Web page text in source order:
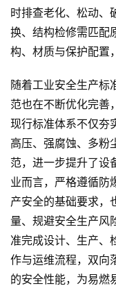
时排查老化、松动、
换、结构检修需匹配
构、材质与保护配置
随着工业安全生产标
范也在不断优化完善
现行标准体系不仅夯
高压、强腐蚀、多粉
范，进一步提升了设
业而言，严格遵循防
产安全的基础要求，
量、规避安全生产风
准完成设计、生产、
作与运维流程，双向
的安全性能，为易燃